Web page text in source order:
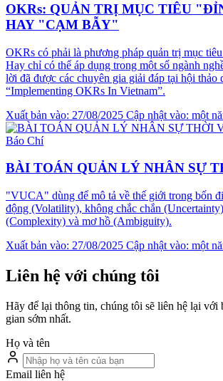
OKRs: QUẢN TRỊ MỤC TIÊU
HAY "CẠM BẪY"
OKRs có phải là phương pháp quản trị mục
Hay chỉ có thể áp dụng trong một số ngành
lời đã được các chuyên gia giải đáp tại hội thảo
“Implementing OKRs In Vietnam”.
Xuất bản vào: 27/08/2025 Cập nhật vào: một
Báo Chí
BÀI TOÁN QUẢN LÝ NHÂN SỰ
"VUCA" dùng để mô tả về thế giới trong bốn
động (Volatility), không chắc chắn
(Complexity) và mơ hồ (Ambiguity).
Xuất bản vào: 27/08/2025 Cập nhật vào: một
Liên hệ với chúng tôi
Hãy để lại thông tin, chúng tôi sẽ liên hệ lại với
gian sớm nhất.
Họ và tên
Email liên hệ